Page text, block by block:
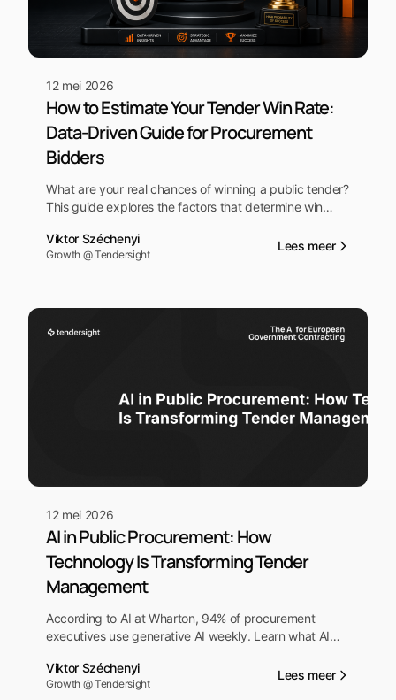
12 mei 2026
How to Estimate Your Tender Win Rate:
Data-Driven Guide for Procurement
Bidders
What are your real chances of winning a public tender?
This guide explores the factors that determine win
free Win Rate Estimator to assess your competitive
position.
Viktor Széchenyi
Growth @ Tendersight
Lees meer
12 mei 2026
AI in Public Procurement: How
Technology Is Transforming Tender
Management
According to AI at Wharton, 94% of procurement
executives use generative AI weekly. Learn what AI
overhyped, and how it levels the playing field for
SMEs.
Viktor Széchenyi
Growth @ Tendersight
Lees meer